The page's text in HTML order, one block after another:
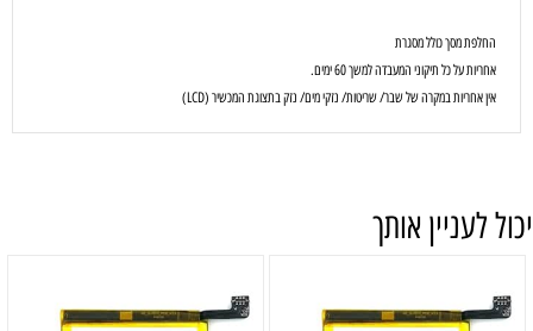
החלפת מסך כולל מסגרת
אחריות על כל תיקוני המעבדה למשך 60 ימים.
אין אחריות במקרה של שבר/ שריטות/ נזקי מים/ נזק בתצוגת המכשיר (LCD)
יכול לעניין אותך